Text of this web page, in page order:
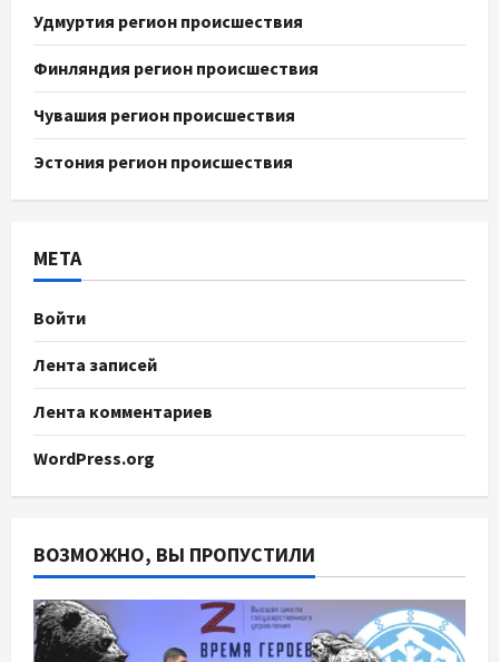
Удмуртия регион происшествия
Финляндия регион происшествия
Чувашия регион происшествия
Эстония регион происшествия
МЕТА
Войти
Лента записей
Лента комментариев
WordPress.org
ВОЗМОЖНО, ВЫ ПРОПУСТИЛИ